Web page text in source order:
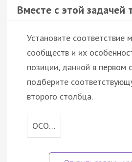
Вместе с этой
Установите соответствие
сообществ и их
позиции, данной в первом
подберите
второго столбца.
ОСО…